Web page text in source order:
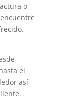
o
el
así